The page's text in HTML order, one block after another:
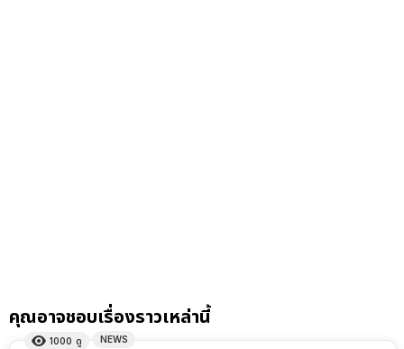
คุณอาจชอบเรื่องราวเหล่านี้
1000 ดู NEWS